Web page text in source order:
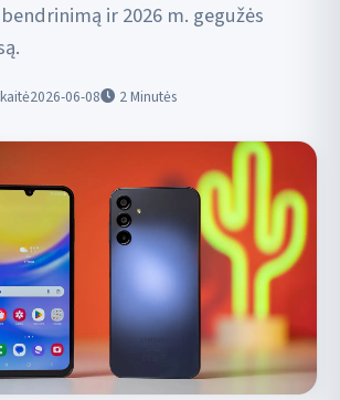
ir 2026 m. gegužės
2026-06-08 2Minutės